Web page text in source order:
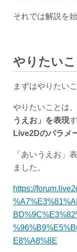
それでは解説を
やりたいこ
まずはやりたい
やりたいことは
うえお」を表現
Live2Dのパラメ
「あいうえお」
ました。
https://
E8%A8%8E